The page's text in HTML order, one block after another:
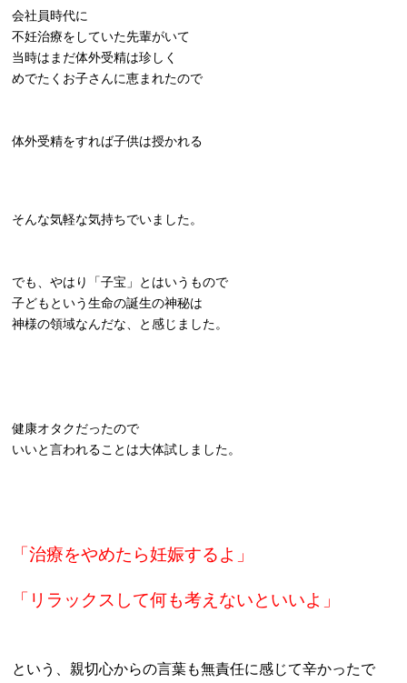
会社員時代に
不妊治療をしていた先輩がいて
当時はまだ体外受精は珍しく
めでたくお子さんに恵まれたので
体外受精をすれば子供は授かれる
そんな気軽な気持ちでいました。
でも、やはり「子宝」とはいうもので
子どもという生命の誕生の神秘は
神様の領域なんだな、と感じました。
健康オタクだったので
いいと言われることは大体試しました。
「治療をやめたら妊娠するよ」
「リラックスして何も考えないといいよ」
という、親切心からの言葉も無責任に感じて辛かったで